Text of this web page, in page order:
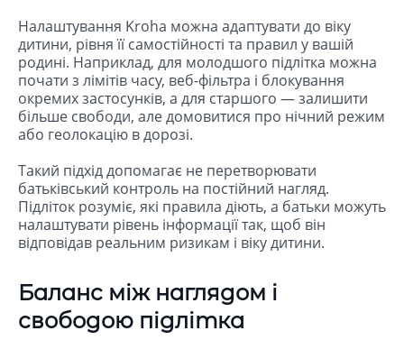
Налаштування Kroha можна адаптувати до віку
дитини, рівня її самостійності та правил у вашій
родині. Наприклад, для молодшого підлітка можна
почати з лімітів часу, веб-фільтра і блокування
окремих застосунків, а для старшого — залишити
більше свободи, але домовитися про нічний режим
або геолокацію в дорозі.
Такий підхід допомагає не перетворювати
батьківський контроль на постійний нагляд.
Підліток розуміє, які правила діють, а батьки можуть
налаштувати рівень інформації так, щоб він
відповідав реальним ризикам і віку дитини.
Баланс між наглядом і
свободою підлітка